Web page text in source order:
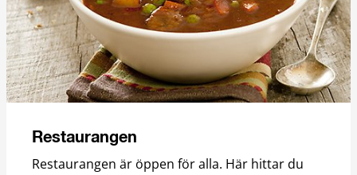
Restaurangen
Restaurangen är öppen för alla. Här hittar du